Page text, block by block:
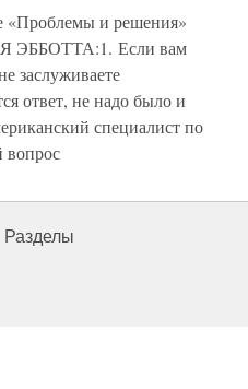
«Проблемы и решения»
Если вам
заслуживаете
ответ, не надо было и
специалист по
вопрос
Разделы